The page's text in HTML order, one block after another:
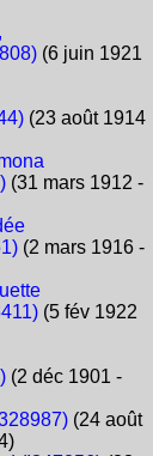
(6 juin 1921
(23 août 1914
(31 mars 1912 -
(2 mars 1916 -
(5 fév 1922
(2 déc 1901 -
(24 août